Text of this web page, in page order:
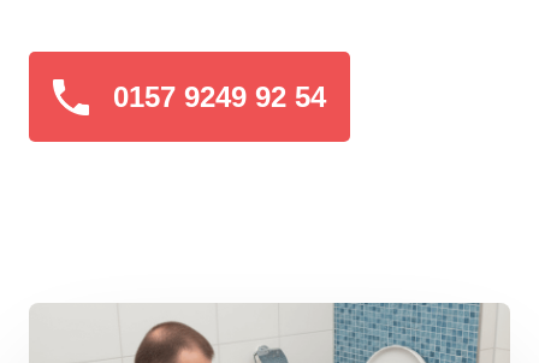
0157 9249 92 54